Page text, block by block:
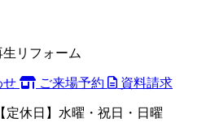
リフォーム
せ ご来場予約 資料請求
定休日】水曜・祝日・日曜